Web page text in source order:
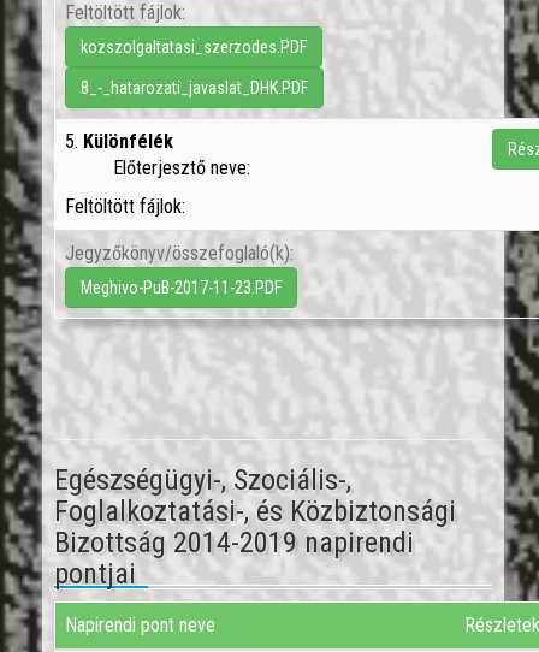
Feltöltött fájlok:
kozszolgaltatasi_szerzodes.PDF
8_-_hatarozati_javaslat_DHK.PDF
5. Különfélék
Előterjesztő neve:
Feltöltött fájlok:
Jegyzőkönyv/összefoglaló(k):
Meghivo-PuB-2017-11-23.PDF
Egészségügyi-, Szociális-,
Foglalkoztatási-, és Közbiztonsági
Bizottság 2014-2019 napirendi
pontjai
Napirendi pont neve Részletek